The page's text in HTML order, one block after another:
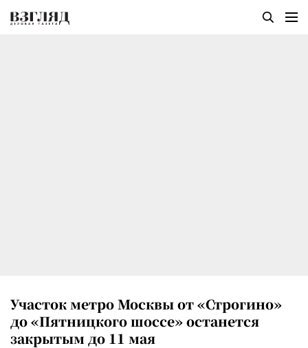
Участок метро Москвы от «Строгино»
до «Пятницкого шоссе» останется
закрытым до 11 мая